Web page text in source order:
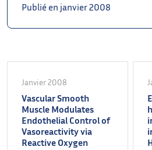
Publié en janvier 2008
Janvier 2008
Vascular Smooth
Muscle Modulates
Endothelial Control of
Vasoreactivity via
Reactive Oxygen